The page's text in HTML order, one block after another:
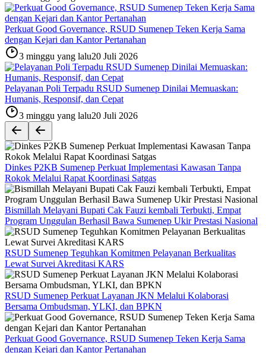
Perkuat Good Governance, RSUD Sumenep Teken Kerja Sama
dengan Kejari dan Kantor Pertanahan
3 minggu yang lalu20 Juli 2026
Pelayanan Poli Terpadu RSUD Sumenep Dinilai Memuaskan:
Humanis, Responsif, dan Cepat
3 minggu yang lalu20 Juli 2026
Dinkes P2KB Sumenep Perkuat Implementasi Kawasan Tanpa
Rokok Melalui Rapat Koordinasi Satgas
Bismillah Melayani Bupati Cak Fauzi kembali Terbukti, Empat
Program Unggulan Berhasil Bawa Sumenep Ukir Prestasi Nasional
RSUD Sumenep Teguhkan Komitmen Pelayanan Berkualitas
Lewat Survei Akreditasi KARS
RSUD Sumenep Perkuat Layanan JKN Melalui Kolaborasi
Bersama Ombudsman, YLKI, dan BPKN
Perkuat Good Governance, RSUD Sumenep Teken Kerja Sama
dengan Kejari dan Kantor Pertanahan